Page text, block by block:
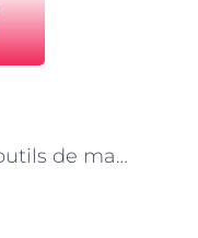
Les outils de marketing pour les électriciens à Paris